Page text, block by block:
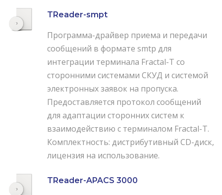
TReader-smpt
Программа-драйвер приема и передачи
сообщений в формате smtp для
интеграции терминала Fractal-T со
сторонними системами СКУД и системой
электронных заявок на пропуска.
Предоставляется протокол сообщений
для адаптации сторонних систем к
взаимодействию с терминалом Fractal-T.
Комплектность: дистрибутивный CD-диск,
лицензия на использование.
TReader-APACS 3000